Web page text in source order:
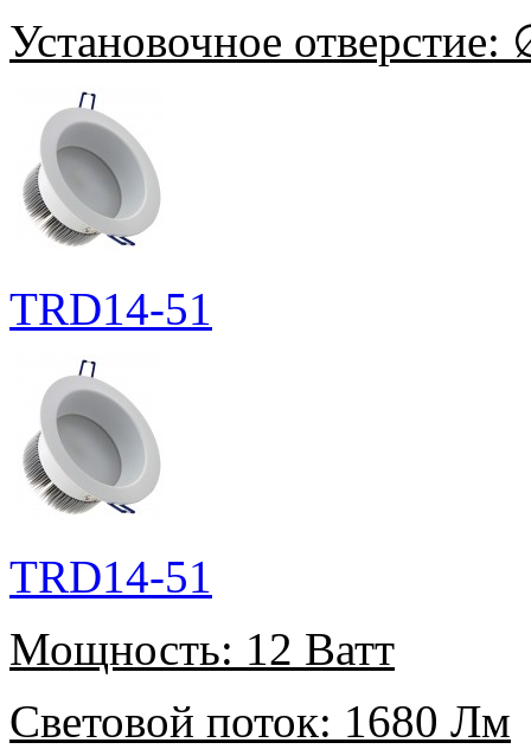
Установочное отверстие:
TRD14-51
TRD14-51
Мощность: 12 Ватт
Световой поток: 1680 Лм